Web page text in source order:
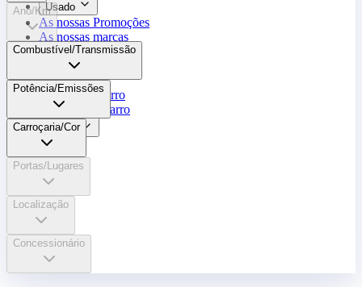
Usado
As nossas Promoções
As nossas marcas
Oficina
Alugue um carro
Venda o seu carro
Outros
Ano/Km
Combustível/​Transmissão
Potência/Emissões
Carroçaria/Cor
Portas/Lugares
Localização
Concessionário